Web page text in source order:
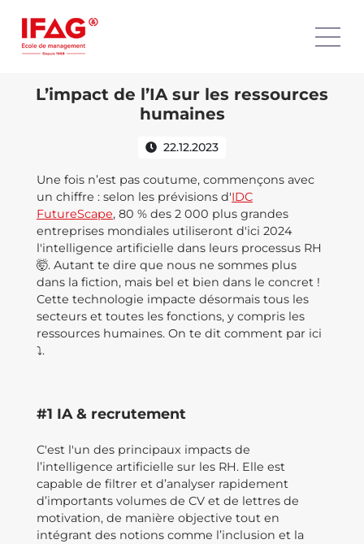
L’impact de l’IA sur les ressources
humaines
22.12.2023
Une fois n’est pas coutume, commençons avec
un chiffre : selon les prévisions d'IDC
FutureScape, 80 % des 2 000 plus grandes
entreprises mondiales utiliseront d'ici 2024
l'intelligence artificielle dans leurs processus RH
🤯. Autant te dire que nous ne sommes plus
dans la fiction, mais bel et bien dans le concret !
Cette technologie impacte désormais tous les
secteurs et toutes les fonctions, y compris les
ressources humaines. On te dit comment par ici
⤵️.
#1 IA & recrutement
C'est l'un des principaux impacts de
l’intelligence artificielle sur les RH. Elle est
capable de filtrer et d’analyser rapidement
d’importants volumes de CV et de lettres de
motivation, de manière objective tout en
intégrant des notions comme l’inclusion et la